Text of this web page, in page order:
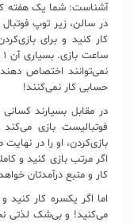
آشناست: شما یک هفته
در سالن، زیر توپ فوتبال
حسابی کار نمی‌کنند!
در مقابل بسیارند
فوتبالیست بازی می‌کند
بازی‌کردن، او را در
اگر مرتب بازی کنید و
کار و منبع درآمدتان
اما اگر یکسره کار کنید
می‌کنید! و بی‌شک لذتی